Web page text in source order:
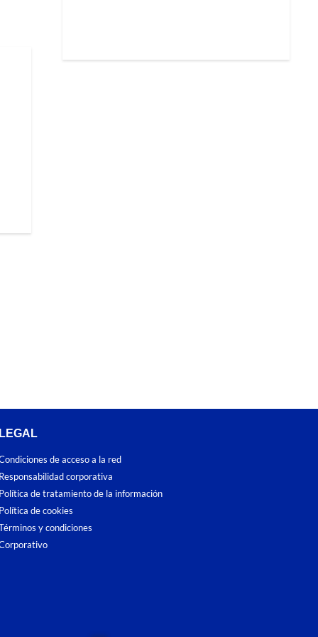
de acceso a la red
corporativa
de tratamiento de la información
de cookies
y condiciones